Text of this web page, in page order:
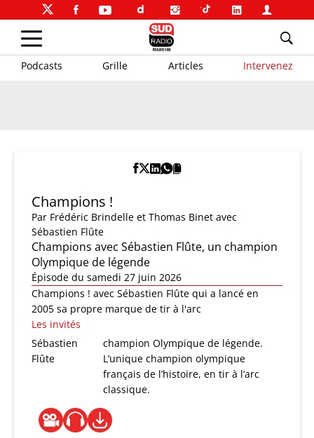
Podcasts Grille Articles Intervenez
Champions !
Par Frédéric Brindelle et Thomas Binet avec
Sébastien Flûte
Champions avec Sébastien Flûte, un champion
Olympique de légende
Épisode du samedi 27 juin 2026
Champions ! avec Sébastien Flûte qui a lancé en
2005 sa propre marque de tir à l'arc
Les invités
Sébastien
Flûte
champion Olympique de légende.
L’unique champion olympique
français de l’histoire, en tir à l’arc
classique.